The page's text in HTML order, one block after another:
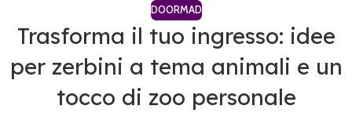
DOORMAD
Trasforma il tuo ingresso: idee
per zerbini a tema animali e un
tocco di zoo personale